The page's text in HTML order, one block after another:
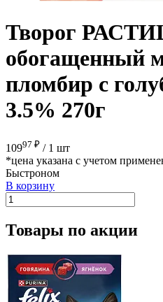
Творог
обогащенный
пломбир с
3.5% 270г
10997 ₽ / 1 шт
*цена указана с учетом
Быстроном
В корзину
Товары по акции